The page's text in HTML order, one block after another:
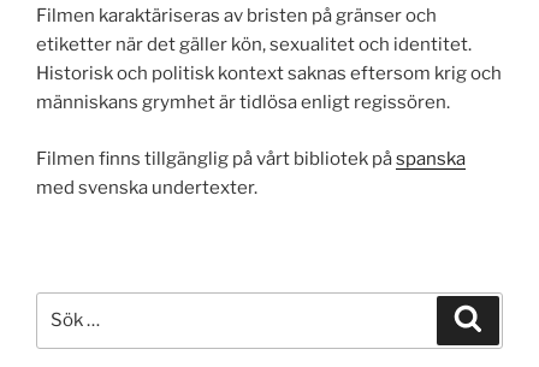
Filmen karaktäriseras av bristen på gränser och
etiketter när det gäller kön, sexualitet och identitet.
Historisk och politisk kontext saknas eftersom krig och
människans grymhet är tidlösa enligt regissören.
Filmen finns tillgänglig på vårt bibliotek påspanska
med svenska undertexter.
efter: